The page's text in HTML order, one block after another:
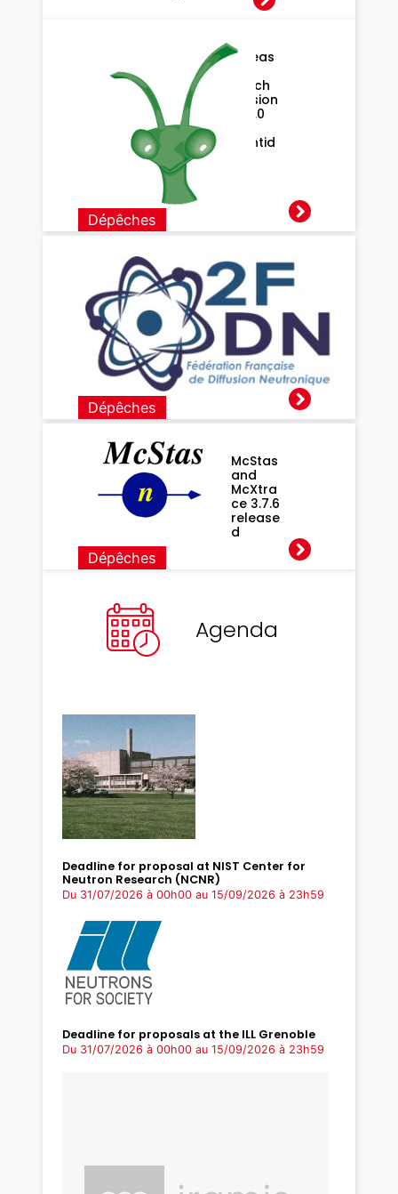
Dépêches
Releas
patch
version
6.16.0
Mantid
Dépêches
Appel à
mini-
projets
2FDN
Dépêches
McStas
and
McXtra
ce 3.7.6
release
d
Agenda
Deadline for proposal at NIST Center for
Neutron Research (NCNR)
Du 31/07/2026 à 00h00 au 15/09/2026 à 23h59
Deadline for proposals at the ILL Grenoble
Du 31/07/2026 à 00h00 au 15/09/2026 à 23h59